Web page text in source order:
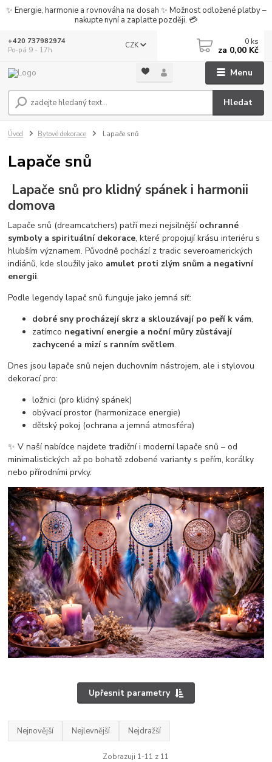
✨ Energie, harmonie a rovnováha na dosah ✨ Možnost odložené platby –
nakupte nyní a zaplaťte později. 💳
Menu
CZK
Hledat
+420 737982974
Po-pá 9 - 17h
0 ks
za 0,00 Kč
Úvod Bytové dekorace Lapače snů
Lapače snů
Lapače snů pro klidný spánek i harmonii
domova
Lapače snů (dreamcatchers) patří mezi nejsilnější ochranné
symboly a spirituální dekorace, které propojují krásu interiéru s
hlubším významem. Původně pochází z tradic severoamerických
indiánů, kde sloužily jako amulet proti zlým snům a negativní
energii.
Podle legendy lapač snů funguje jako jemná síť:
dobré sny procházejí skrz a sklouzávají po peří k vám,
zatímco negativní energie a noční můry zůstávají
zachycené a mizí s ranním světlem.
Dnes jsou lapače snů nejen duchovním nástrojem, ale i stylovou
dekorací pro:
ložnici (pro klidný spánek)
obývací prostor (harmonizace energie)
dětský pokoj (ochrana a jemná atmosféra)
✨ V naší nabídce najdete tradiční i moderní lapače snů – od
minimalistických až po bohatě zdobené varianty s peřím, korálky
nebo přírodními prvky.
Upřesnit parametry
Nejnovější Nejlevnější Nejdražší
Zobrazuji 1-11 z 11